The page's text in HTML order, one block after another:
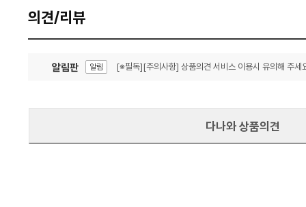
의견/리뷰
알림판 알림 [※필독][주의사항] 상품의견 서비스 이용시 유의해 주세
다나와 상품의견